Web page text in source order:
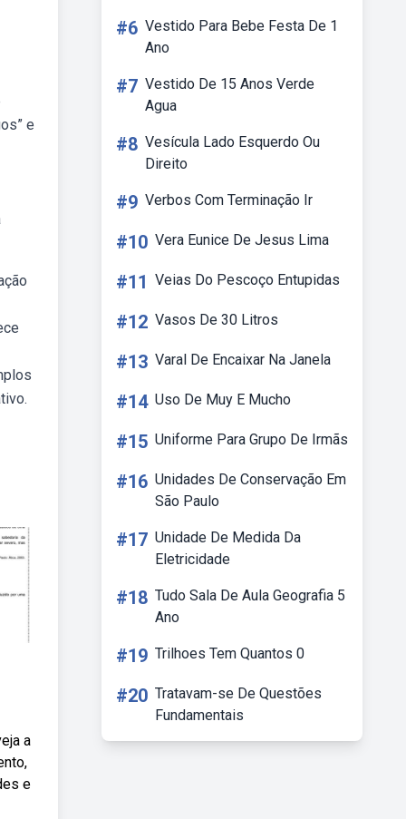
e
a
e
#6 Vestido Para Bebe Festa De 1
Ano
#7 Vestido De 15 Anos Verde
Agua
#8 Vesícula Lado Esquerdo Ou
Direito
#9 Verbos Com Terminação Ir
#10 Vera Eunice De Jesus Lima
#11 Veias Do Pescoço Entupidas
#12 Vasos De 30 Litros
#13 Varal De Encaixar Na Janela
#14 Uso De Muy E Mucho
#15 Uniforme Para Grupo De Irmãs
#16 Unidades De Conservação Em
São Paulo
#17 Unidade De Medida Da
Eletricidade
#18 Tudo Sala De Aula Geografia 5
Ano
#19 Trilhoes Tem Quantos 0
#20 Tratavam-se De Questões
Fundamentais